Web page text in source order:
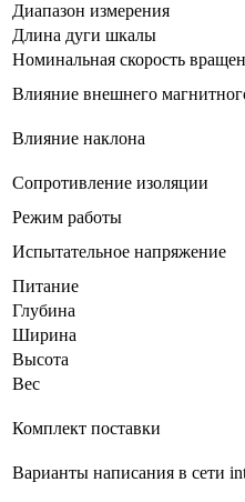
Диапазон измерения
Длина дуги шкалы
Номинальная скорость
Влияние внешнего
Влияние наклона
Сопротивление изоляции
Режим работы
Испытательное напряжение
Питание
Глубина
Ширина
Высота
Вес
Комплект поставки
Варианты написания в сети